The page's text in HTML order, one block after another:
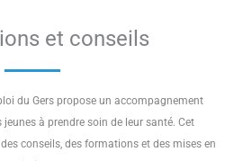
et conseils
du Gers propose un accompagnement
à prendre soin de leur santé. Cet
conseils, des formations et des mises en